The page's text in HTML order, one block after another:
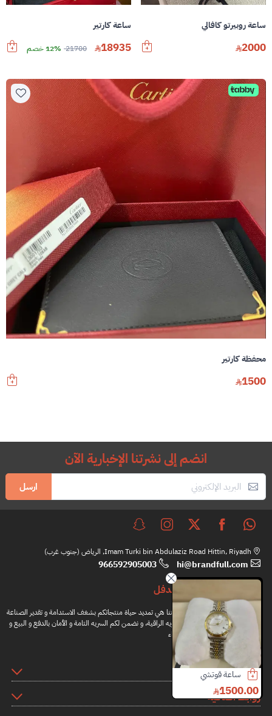
ساعة قوتشي
ساعة روبيرتو كافالي
2000
ساعة كارتير
18935
21700 12% خصم
محفظة كارتير
1500
انضم إلى نشرتنا الإخبارية الآن
ارسل
Imam Turki bin Abdulaziz Road Hittin, Riyadh, الرياض (جنوب غرب)
hi@brandfull.com
966592905003
براندفل
مهمتنا هي تمديد حياة منتجاتكم بشغف الاستدامة و تقدير الصناعة
اليدويه الراقية، و نضمن لكم السريه التامة و الأمان بالدفع و البيع و
الشراء
المعلومات
روابط اضافية